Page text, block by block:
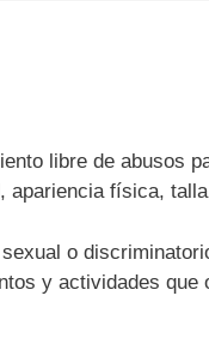
libre de abusos
apariencia física,
o
y actividades que